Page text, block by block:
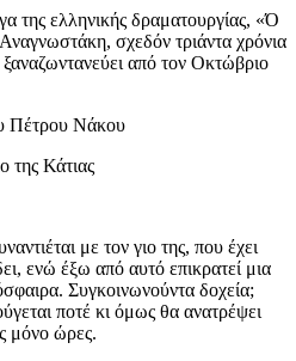
της ελληνικής δραματουργίας, «Ό
σχεδόν τριάντα χρόνια
από τον Οκτώβριο
Πέτρου Νάκου
της Κάτιας
με τον γιο της, που έχει
ενώ έξω από αυτό επικρατεί μια
Συγκοινωνούντα δοχεία;
ποτέ κι όμως θα ανατρέψει
μόνο ώρες.